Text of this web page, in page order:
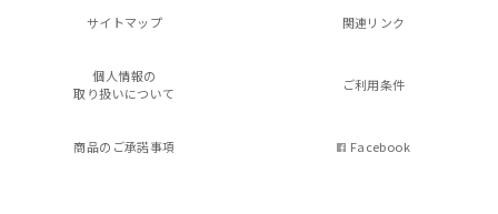
サイトマップ 関連リンク
個人情報の
取り扱いについて
ご利用条件
商品のご承諾事項 Facebook